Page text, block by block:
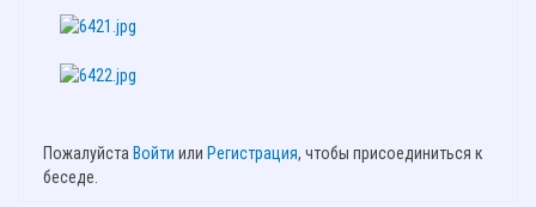
Пожалуйста Войти или Регистрация, чтобы присоединиться к
беседе.